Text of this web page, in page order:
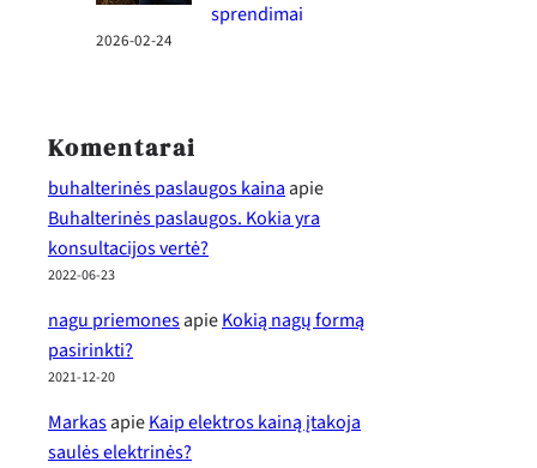
sprendimai
2026-02-24
Komentarai
buhalterinės paslaugos kainaapie
Buhalterinės paslaugos. Kokia yra
konsultacijos vertė?
2022-06-23
nagu priemonesapieKokią nagų formą
pasirinkti?
2021-12-20
MarkasapieKaip elektros kainą įtakoja
saulės elektrinės?